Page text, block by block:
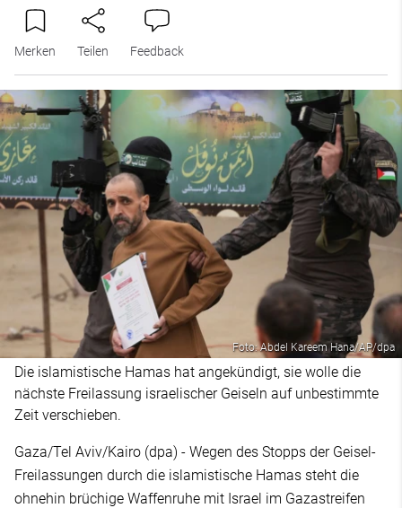
Merken Teilen Feedback
Foto: Abdel Kareem Hana/AP/dpa
Die islamistische Hamas hat angekündigt, sie wolle die
nächste Freilassung israelischer Geiseln auf unbestimmte
Zeit verschieben.
Gaza/Tel Aviv/Kairo (dpa) - Wegen des Stopps der Geisel-
Freilassungen durch die islamistische Hamas steht die
ohnehin brüchige Waffenruhe mit Israel im Gazastreifen